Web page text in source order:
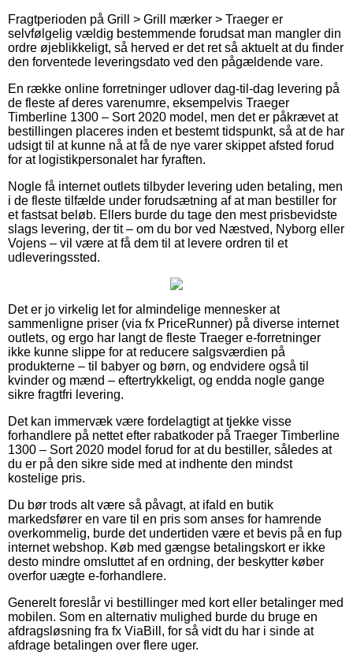
Fragtperioden på Grill > Grill mærker > Traeger er
selvfølgelig vældig bestemmende forudsat man mangler din
ordre øjeblikkeligt, så herved er det ret så aktuelt at du finder
den forventede leveringsdato ved den pågældende vare.
En række online forretninger udlover dag-til-dag levering på
de fleste af deres varenumre, eksempelvis Traeger
Timberline 1300 – Sort 2020 model, men det er påkrævet at
bestillingen placeres inden et bestemt tidspunkt, så at de har
udsigt til at kunne nå at få de nye varer skippet afsted forud
for at logistikpersonalet har fyraften.
Nogle få internet outlets tilbyder levering uden betaling, men
i de fleste tilfælde under forudsætning af at man bestiller for
et fastsat beløb. Ellers burde du tage den mest prisbevidste
slags levering, der tit – om du bor ved Næstved, Nyborg eller
Vojens – vil være at få dem til at levere ordren til et
udleveringssted.
Det er jo virkelig let for almindelige mennesker at
sammenligne priser (via fx PriceRunner) på diverse internet
outlets, og ergo har langt de fleste Traeger e-forretninger
ikke kunne slippe for at reducere salgsværdien på
produkterne – til babyer og børn, og endvidere også til
kvinder og mænd – eftertrykkeligt, og endda nogle gange
sikre fragtfri levering.
Det kan immervæk være fordelagtigt at tjekke visse
forhandlere på nettet efter rabatkoder på Traeger Timberline
1300 – Sort 2020 model forud for at du bestiller, således at
du er på den sikre side med at indhente den mindst
kostelige pris.
Du bør trods alt være så påvagt, at ifald en butik
markedsfører en vare til en pris som anses for hamrende
overkommelig, burde det undertiden være et bevis på en fup
internet webshop. Køb med gængse betalingskort er ikke
desto mindre omsluttet af en ordning, der beskytter køber
overfor uægte e-forhandlere.
Generelt foreslår vi bestillinger med kort eller betalinger med
mobilen. Som en alternativ mulighed burde du bruge en
afdragsløsning fra fx ViaBill, for så vidt du har i sinde at
afdrage betalingen over flere uger.